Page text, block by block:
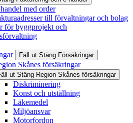
med order
till förvaltningar och bolag
för byggprojekt och
Fäll ut Stäng Försäkringar
Skånes försäkringar
ut Stäng Region Skånes försäkringar
Diskriminering
Konst och utställning
Läkemedel
Miljöansvar
Motorfordon